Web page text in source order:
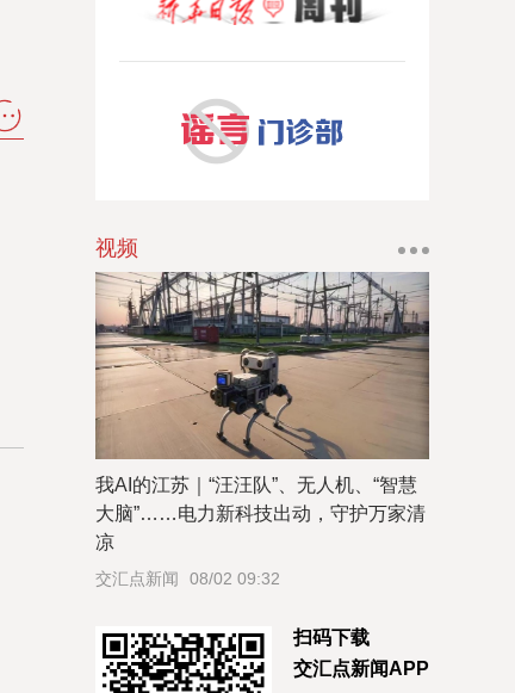
视频
我AI的江苏｜“汪汪队”、无人机、“智慧
大脑”……电力新科技出动，守护万家清
凉
交汇点新闻 08/02 09:32
扫码下载
交汇点新闻APP